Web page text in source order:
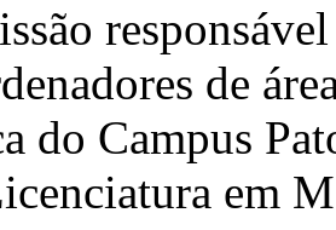
de
do Campus
em